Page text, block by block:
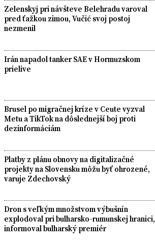
Zelenskyj pri návšteve Belehradu varoval
pred ťažkou zimou, Vučić svoj postoj
nezmenil
Irán napadol tanker SAE v Hormuzskom
prielive
Brusel po migračnej kríze v Ceute vyzval
Metu a TikTok na dôslednejší boj proti
dezinformáciám
Platby z plánu obnovy na digitalizačné
projekty na Slovensku môžu byť ohrozené,
varuje Zdechovský
Dron s veľkým množstvom výbušnín
explodoval pri bulharsko-rumunskej hranici,
informoval bulharský premiér